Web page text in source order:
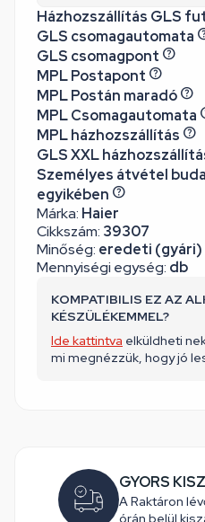
Márka: Haier
Cikkszám: 39307
Minőség: eredeti (gyári)
Mennyiségi egység: db
Házhozszállítás GLS
GLS csomagautomata
GLS csomagpont
MPL Postapont
MPL Postán maradó
MPL Csomagautomata
MPL házhozszállítás
GLS XXL
Személyes átvétel
egyikében
KOMPATIBILIS EZ AZ
KÉSZÜLÉKEMMEL?
Ide kattintva elküldheti
mi megnézzük, hogy jó
GYORS
A Raktáron
órán belül